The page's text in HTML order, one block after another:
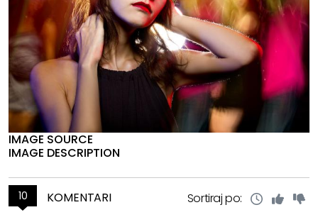
IMAGE SOURCE
IMAGE DESCRIPTION
10 KOMENTARI Sortiraj po: